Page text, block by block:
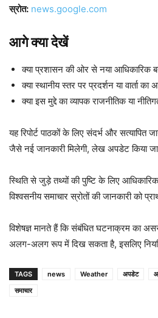
स्रोत: news.google.com
आगे क्या देखें
क्या प्रशासन की ओर से नया आधिकारिक
क्या स्थानीय स्तर पर प्रदर्शन या वार्ता
क्या इस मुद्दे का व्यापक राजनीतिक या
यह रिपोर्ट पाठकों के लिए संदर्भ और सत्यापित
जैसे नई जानकारी मिलेगी, लेख अपडेट किया
स्थिति से जुड़े तथ्यों की पुष्टि के लिए
विश्वसनीय समाचार स्रोतों की जानकारी को
विशेषज्ञ मानते हैं कि संबंधित घटनाक्रम का
अलग-अलग रूप में दिख सकता है, इसलिए
TAGS news Weather अपडेट
समाचार